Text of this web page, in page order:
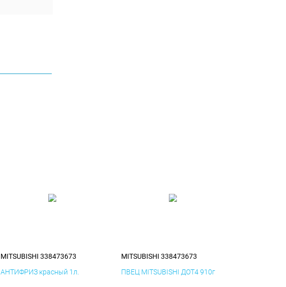
MITSUBISHI 338473673
АНТИФРИЗ красный 1л.
MITSUBISHI 338473673
ПВЕЦ MITSUBISHI ДОТ4 910г